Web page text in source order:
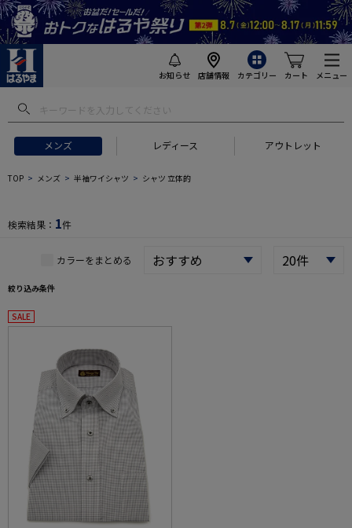
お知らせ 店舗情報 カテゴリー カート メニュー
メンズ レディース アウトレット
フトにおすすめ #セットアップ スーツ
TOP メンズ 半袖ワイシャツ シャツ 立体的
検索結果： 1件
カラーをまとめる
絞り込み条件
SALE